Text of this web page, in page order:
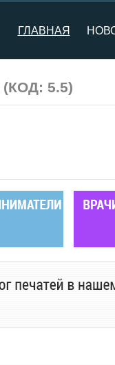
ГЛАВНАЯ
(КОД: 5.5)